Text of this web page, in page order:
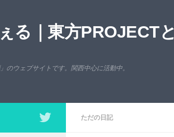
る｜東方PROJECT
のウェブサイトです。関西中心に活動中。
ただの日記